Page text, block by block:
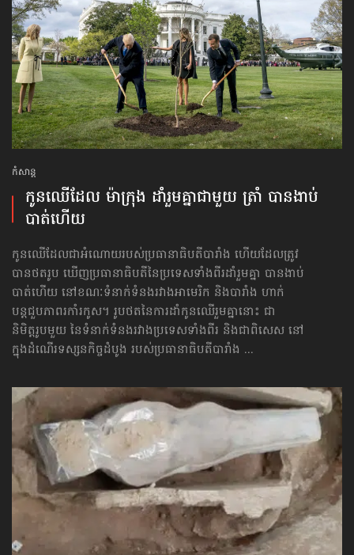
កំសាន្ដ
កូនឈើ​ដែល ម៉ាក្រុង ដាំ​រួមគ្នា​ជាមួយ ត្រាំ បានងាប់​
បាត់​ហើយ
កូនឈើដែលជាអំណោយរបស់ប្រធានាធិបតីបារាំង ហើយដែលត្រូវ
បានថតរូប ឃើញប្រធានាធិបតីនៃប្រទេសទាំងពីរដាំរួមគ្នា បានងាប់​
បាត់​ហើយ នៅខណៈទំនាក់ទំនងរវាងអាមេរិក និងបារាំង ហាក់
បន្តជួបភាពរកាំរកូស។ រូបថតនៃការដាំកូនឈើរួមគ្នានោះ ជា
និមិត្តរូបមួយ នៃទំនាក់ទំនងរវាងប្រទេសទាំងពីរ និងជាពិសេស នៅ
ក្នុងដំណើរទស្សនកិច្ចដំបូង របស់ប្រធានាធិបតីបារាំង ...